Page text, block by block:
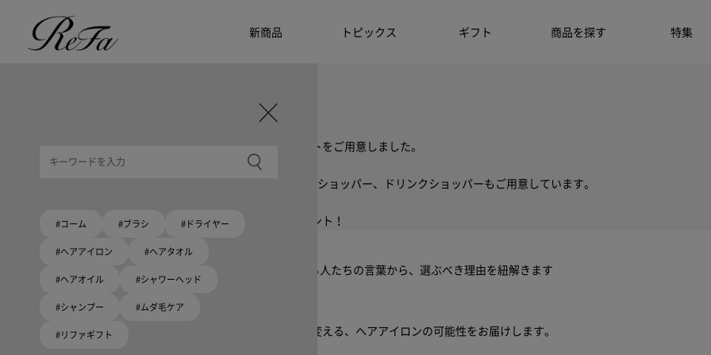
新商品 トピックス ギフト 商品を探す 特集
ReFa商品をご紹介します。プレゼント選びの参考に。
限定ラッピングバック・ショッパーまたはギフトスリーブセットをご用意しました。
大切な人への贈り物にリファオリジナルショッパー
リファロゴが入った、白色のショッパーを6サイズ、ピンク色のショッパー、ドリンクショッパーもご用意しています。
期間限定で対象商品のご購入でオリジナルショッパーをプレゼント！
Because ReFa | 上質な美しさを、妥協しない人へ
高機能ドライヤー Xモデルに宿る美学。上質な美しさを追求する人たちの言葉から、選ぶべき理由を紐解きます
いい髪めざす、大人たちへ。
髪がきれいって嬉しい。「でもヘアケアは大変」という概念を変える、ヘアアイロンの可能性をお届けします。
#コーム #ブラシ #ドライヤー
#ヘアアイロン #ヘアタオル
#ヘアオイル #シャワーヘッド
#シャンプー #ムダ毛ケア
#リファギフト